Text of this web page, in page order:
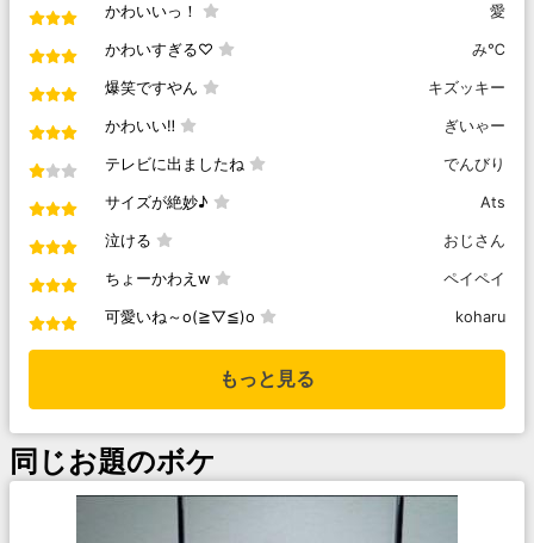
かわいいっ！ 愛
かわいすぎる♡ み℃
爆笑ですやん キズッキー
かわいい‼ ぎいゃー
テレビに出ましたね でんびり
サイズが絶妙♪ Ats
泣ける おじさん
ちょーかわえw ペイペイ
可愛いね～o(≧▽≦)o koharu
もっと見る
同じお題のボケ